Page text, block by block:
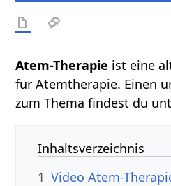
Atem-Therapie ist eine
für Atemtherapie. Einen
zum Thema findest du
Inhaltsverzeichnis
1 Video Atem-